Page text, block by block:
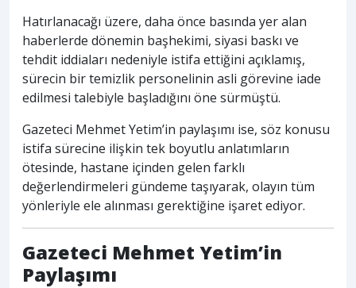
Hatırlanacağı üzere, daha önce basında yer alan
haberlerde dönemin başhekimi, siyasi baskı ve
tehdit iddiaları nedeniyle istifa ettiğini açıklamış,
sürecin bir temizlik personelinin asli görevine iade
edilmesi talebiyle başladığını öne sürmüştü.
Gazeteci Mehmet Yetim’in paylaşımı ise, söz konusu
istifa sürecine ilişkin tek boyutlu anlatımların
ötesinde, hastane içinden gelen farklı
değerlendirmeleri gündeme taşıyarak, olayın tüm
yönleriyle ele alınması gerektiğine işaret ediyor.
Gazeteci Mehmet Yetim’in
Paylaşımı